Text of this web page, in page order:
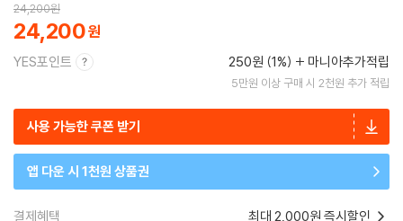
24,200원
24,200
YES포인트 250원 (1%) 마니아추가적립
5만원 이상 구매 시 2천원 추가 적립
사용 가능한 쿠폰 받기
앱 다운 시 1천원 상품권
결제혜택 최대 2,000원 즉시할인